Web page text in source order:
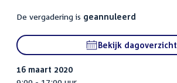
De vergadering is geannuleerd
Bekijk dagoverzicht
16 maart 2020